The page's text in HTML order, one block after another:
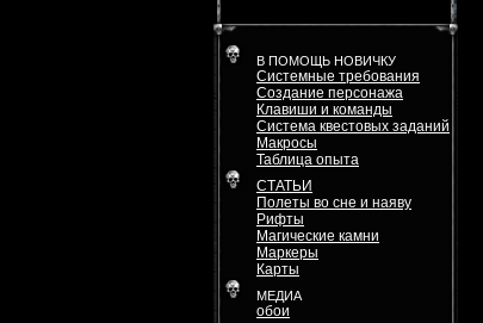
В ПОМОЩЬ НОВИЧКУ
Системные требования
Создание персонажа
Клавиши и команды
Система квестовых заданий
Макросы
Таблица опыта
СТАТЬИ
Полеты во сне и наяву
Рифты
Магические камни
Маркеры
Карты
МЕДИА
обои